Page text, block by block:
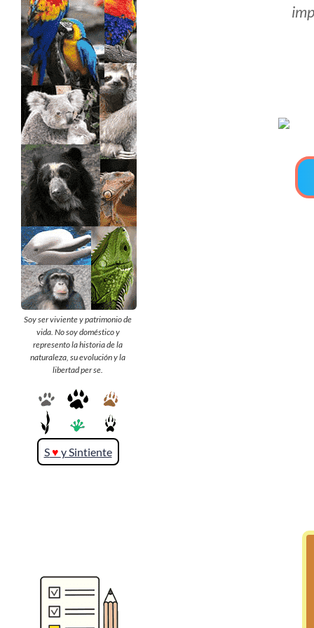
>> Ingresar YA a este tutorial
Estructuras de Datos II
[Ingresar]
Ver/Ocultar temario
Axiomatización Ξ Tablas de decisión
Ξ Polinomios como listas ligadas Ξ
Pilas como lista ligada Ξ Colas
como lista ligada Ξ Arreglos en
memoria Ξ Matrices dispersas en
vector y lista ligada Ξ Árboles
binarios Ξ Árboles AVL Ξ Grafos Ξ
Tratamiento de archivos.
>> Ingresar YA a este tutorial
Matemáticas Básicas y
Ver/Ocultar temario
La numeración Ξ Los números Ξ El
Soy ser viviente y patrimonio de
vida. No soy doméstico y
represento la historia de la
naturaleza, su evolución y la
libertad per se.
S♥ y Sintiente